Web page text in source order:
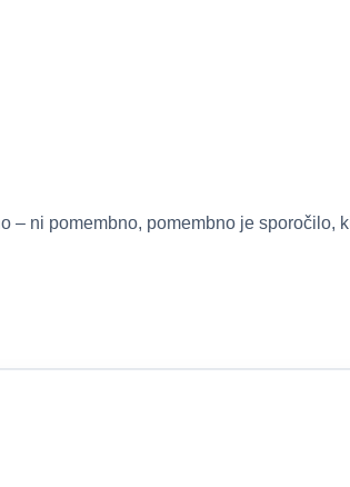
– ni pomembno, pomembno je sporočilo,